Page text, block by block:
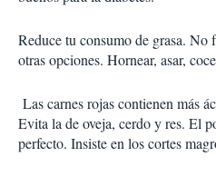
Reduce tu consumo de grasa. No
otras opciones. Hornear, asar,
Las carnes rojas contienen más
Evita la de oveja, cerdo y res. El
perfecto. Insiste en los cortes